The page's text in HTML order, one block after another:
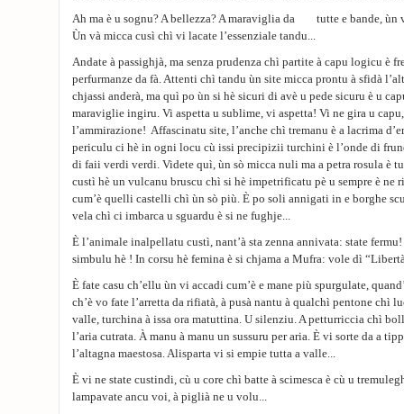
Ah ma è u sognu? A bellezza? A maraviglia da tutte e bande, ùn
Ùn và micca cusì chì vi lacate l’essenziale tandu...
Andate à passighjà, ma senza prudenza chì partite à capu logicu è
perfurmanze da fà. Attenti chì tandu ùn site micca prontu à sfidà
chjassi anderà, ma quì po ùn si hè sicuri di avè u pede sicuru è u
maraviglie ingiru. Vi aspetta u sublime, vi aspetta! Vi ne gira u
l’ammirazione! Affascinatu site, l’anche chì tremanu è a lacrima
periculu ci hè in ogni locu cù issi precipizii turchini è l’onde di
di faii verdi verdi. Videte quì, ùn sò micca nuli ma a petra rosula è
custì hè un vulcanu bruscu chì si hè impetrificatu pè u sempre è ne
cum’è quelli castelli chì ùn sò più. È po soli annigati in e borghe
vela chì ci imbarca u sguardu è si ne fughje...
È l’animale inalpellatu custì, nant’à sta zenna annivata: state
simbulu hè ! In corsu hè femina è si chjama a Mufra: vole dì
È fate casu ch’ellu ùn vi accadi cum’è e mane più spurgulate,
ch’è vo fate l’arretta da rifiatà, à pusà nantu à qualchì pentone chì
valle, turchina à issa ora matuttina. U silenziu. A petturriccia chì
l’aria cutrata. À manu à manu un sussuru per aria. È vi sorte da a
l’altagna maestosa. Alisparta vi si empie tutta a valle...
È vi ne state custindi, cù u core chì batte à scimesca è cù u
lampavate ancu voi, à piglià ne u volu...